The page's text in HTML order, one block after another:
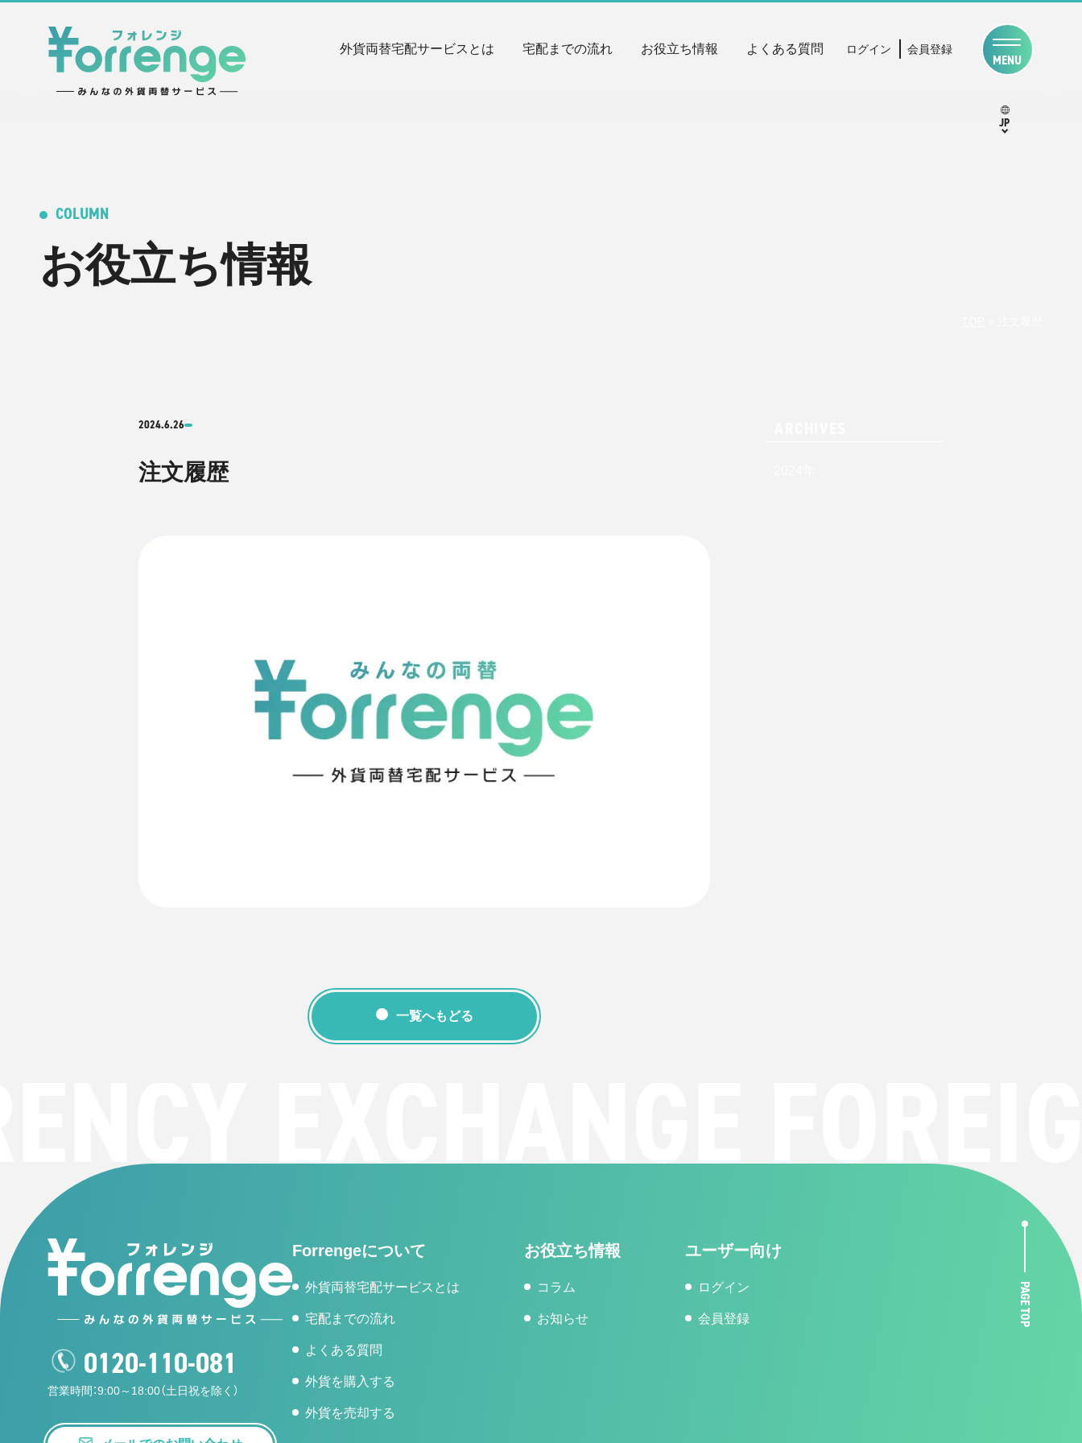
外貨両替宅配サービスとは 宅配までの流れ お役立ち情報 よくある質問 ログイン 会員登録
MENU
JP
COLUMN
お役立ち情報
2024.6.26
注文履歴
一覧へもどる
EXCHANGE
0120-110-081
営業時間：9:00～18:00（土日祝を除く）
Forrengeについて
外貨両替宅配サービスとは
宅配までの流れ
よくある質問
外貨を購入する
外貨を売却する
お役立ち情報
コラム
お知らせ
ユーザー向け
ログイン
会員登録 PAGE TOP